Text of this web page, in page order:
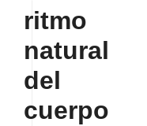
ritmo
natural
del
cuerpo